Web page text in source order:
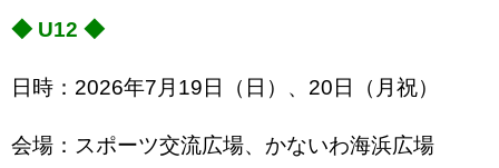
◆ U12 ◆
日時：2026年7月19日（日）、20日（月祝）
会場：スポーツ交流広場、かないわ海浜広場